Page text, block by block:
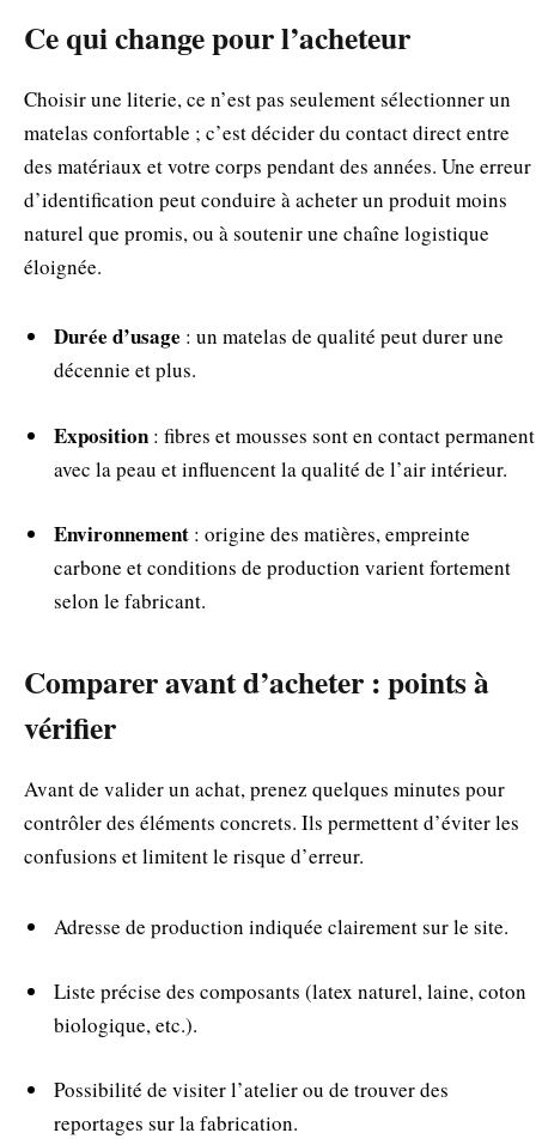
Ce qui change pour l’acheteur
Choisir une literie, ce n’est pas seulement sélectionner un
matelas confortable ; c’est décider du contact direct entre
des matériaux et votre corps pendant des années. Une erreur
d’identification peut conduire à acheter un produit moins
naturel que promis, ou à soutenir une chaîne logistique
éloignée.
Durée d’usage : un matelas de qualité peut durer une
décennie et plus.
Exposition : fibres et mousses sont en contact permanent
avec la peau et influencent la qualité de l’air intérieur.
Environnement : origine des matières, empreinte
carbone et conditions de production varient fortement
selon le fabricant.
Comparer avant d’acheter : points à
vérifier
Avant de valider un achat, prenez quelques minutes pour
contrôler des éléments concrets. Ils permettent d’éviter les
confusions et limitent le risque d’erreur.
Adresse de production indiquée clairement sur le site.
Liste précise des composants (latex naturel, laine, coton
biologique, etc.).
Possibilité de visiter l’atelier ou de trouver des
reportages sur la fabrication.